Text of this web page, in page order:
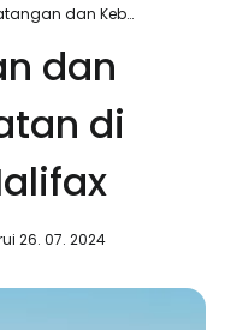
Kedatangan dan Keberangkatan
dan
di
26. 07. 2024
dunia
Google
Facebook
email